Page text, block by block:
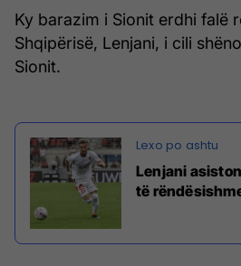
Ky barazim i Sionit erdhi falë
Shqipërisë, Lenjani, i cili
Sionit.
Lenjani
të